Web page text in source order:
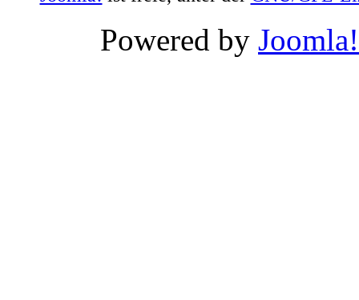
Powered by Joomla!